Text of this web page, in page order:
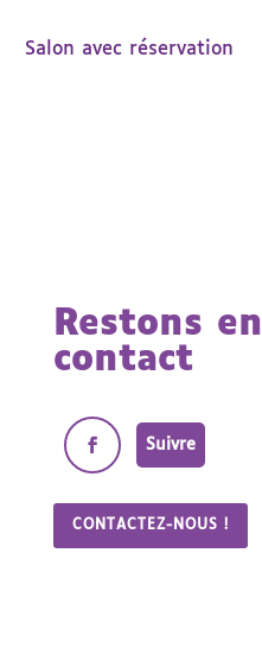
Salon avec réservation
Restons en
contact
Suivre
CONTACTEZ-NOUS !